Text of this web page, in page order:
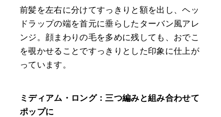
前髪を左右に分けてすっきりと額を出し、ヘッ
ドラップの端を首元に垂らしたターバン風アレ
ンジ。顔まわりの毛を多めに残しても、おでこ
を覗かせることですっきりとした印象に仕上が
っています。
ミディアム・ロング：三つ編みと組み合わせて
ポップに